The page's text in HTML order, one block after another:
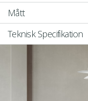
Mått
Teknisk Specifikation